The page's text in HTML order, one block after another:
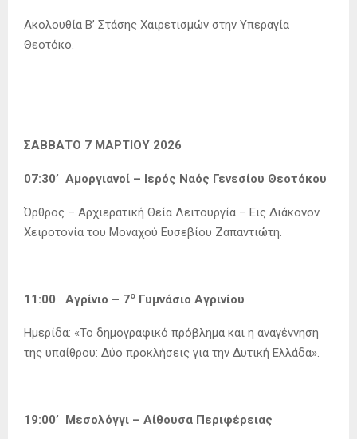
Ακολουθία Β’ Στάσης Χαιρετισμών στην Υπεραγία
Θεοτόκο.
ΣΑΒΒΑΤΟ 7 ΜΑΡΤΙΟΥ 2026
07:30’ Αμοργιανοί – Ιερός Ναός Γενεσίου Θεοτόκου
Όρθρος – Αρχιερατική Θεία Λειτουργία – Εις Διάκονον
Χειροτονία του Μοναχού Ευσεβίου Ζαπαντιώτη.
11:00 Αγρίνιο – 7ο Γυμνάσιο Αγρινίου
Ημερίδα: «Το δημογραφικό πρόβλημα και η αναγέννηση
της υπαίθρου: Δύο προκλήσεις για την Δυτική Ελλάδα».
19:00’ Μεσολόγγι – Αίθουσα Περιφέρειας